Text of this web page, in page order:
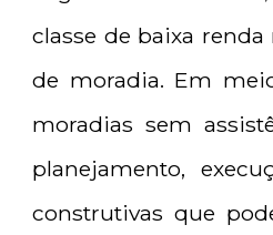
classe de baixa
de moradia. Em
moradias sem
planejamento,
construtivas que